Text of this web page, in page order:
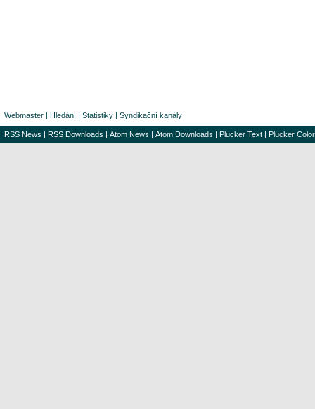
Webmaster | Hledání | Statistiky | Syndikační kanály
RSS News | RSS Downloads | Atom News | Atom Downloads | Plucker Text | Plucker Color